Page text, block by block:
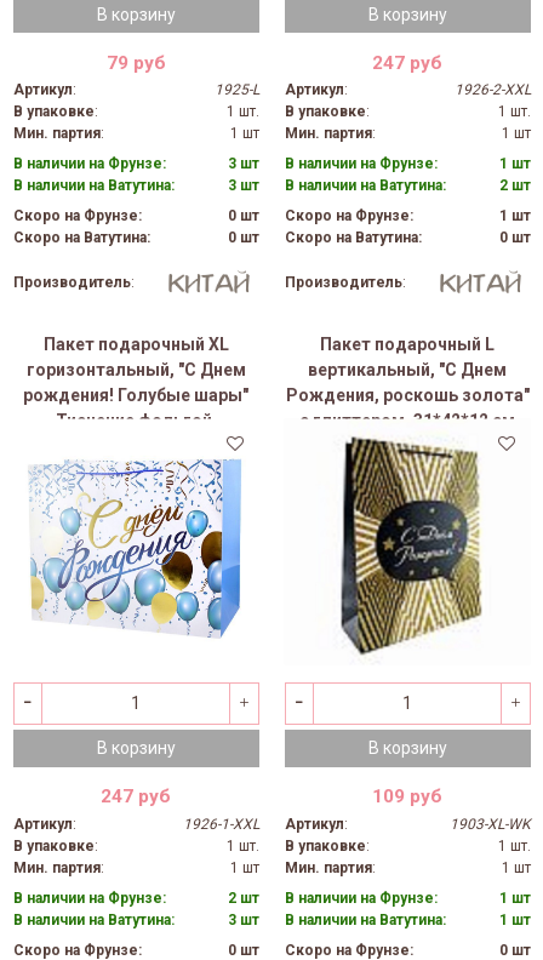
В корзину
79 руб
Артикул:
1925-L
В упаковке:
1 шт.
Мин. партия:
1 шт
В наличии на Фрунзе:
3 шт
В наличии на Ватутина:
3 шт
Скоро на Фрунзе:
0 шт
Скоро на Ватутина:
0 шт
Производитель:
В корзину
247 руб
Артикул:
1926-2-XXL
В упаковке:
1 шт.
Мин. партия:
1 шт
В наличии на Фрунзе:
1 шт
В наличии на Ватутина:
2 шт
Скоро на Фрунзе:
1 шт
Скоро на Ватутина:
0 шт
Производитель:
Пакет подарочный XL
горизонтальный, "С Днем
рождения! Голубые шары"
Тиснение фольгой,
В корзину
247 руб
Артикул:
1926-1-XXL
В упаковке:
1 шт.
Мин. партия:
1 шт
В наличии на Фрунзе:
2 шт
В наличии на Ватутина:
3 шт
Скоро на Фрунзе:
0 шт
Пакет подарочный L
вертикальный, "С Днем
Рождения, роскошь золота"
с глиттером, 31*42*12 см
(Д*В*Ш)
В корзину
109 руб
Артикул:
1903-XL-WK
В упаковке:
1 шт.
Мин. партия:
1 шт
В наличии на Фрунзе:
1 шт
В наличии на Ватутина:
1 шт
Скоро на Фрунзе:
0 шт